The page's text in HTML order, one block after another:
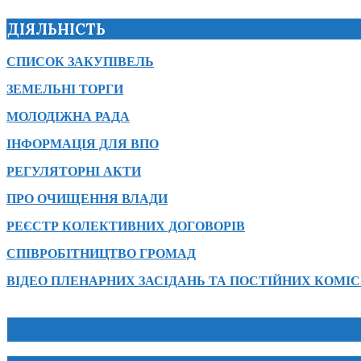
ДІЯЛЬНІСТЬ
СПИСОК ЗАКУПІВЕЛЬ
ЗЕМЕЛЬНІ ТОРГИ
МОЛОДІЖНА РАДА
ІНФОРМАЦІЯ ДЛЯ ВПО
РЕГУЛЯТОРНІ АКТИ
ПРО ОЧИЩЕННЯ ВЛАДИ
РЕЄСТР КОЛЕКТИВНИХ ДОГОВОРІВ
СПІВРОБІТНИЦТВО ГРОМАД
ВІДЕО ПЛЕНАРНИХ ЗАСІДАНЬ ТА ПОСТІЙНИХ